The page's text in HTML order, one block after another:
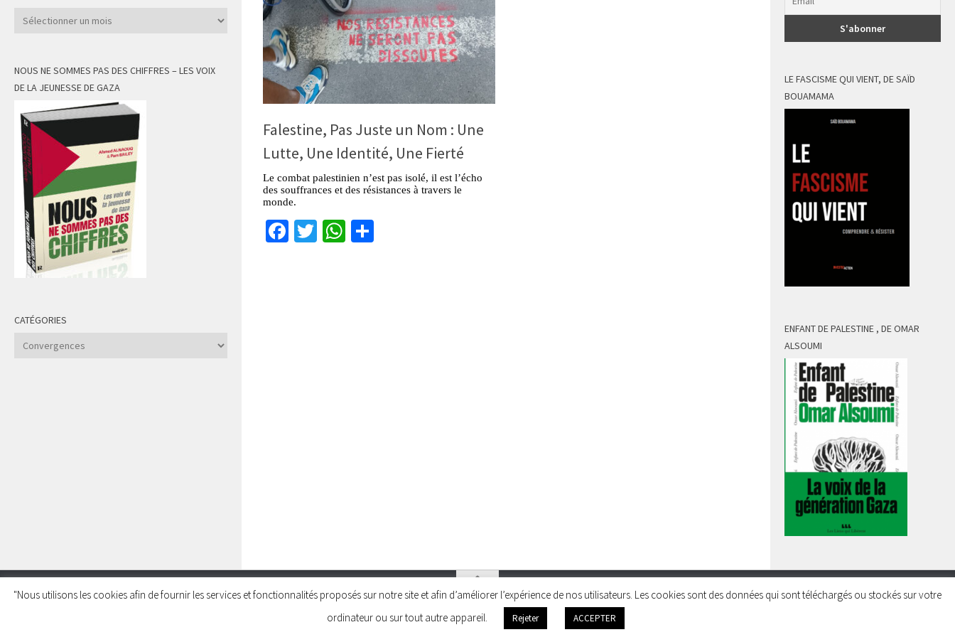
Falestine, Pas Juste un Nom : Une
Lutte, Une Identité, Une Fierté
Le combat palestinien n’est pas isolé, il est l’écho
des souffrances et des résistances à travers le
monde.
Facebook
TwitterWhatsApp
Archives
NOUS NE SOMMES PAS DES CHIFFRES – LES VOIX
DE LA JEUNESSE DE GAZA
CATÉGORIES
Catégories
LE FASCISME QUI VIENT, DE SAÏD
BOUAMAMA
ENFANT DE PALESTINE , DE OMAR
ALSOUMI
Charleroi Pour la Palestine © 2026. Tous droits réservés.
"Nous utilisons les cookies afin de fournir les services et fonctionnalités proposés sur notre site et afin d’améliorer l’expérience de nos utilisateurs. Les cookies sont des données qui sont téléchargés ou stockés sur votre
ordinateur ou sur tout autre appareil.
Rejeter ACCEPTER